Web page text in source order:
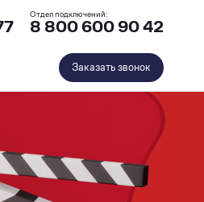
Отдел подключений:
8 800 600 90 42
Заказать звонок